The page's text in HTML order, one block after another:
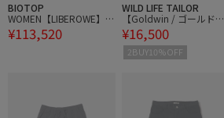
BIOTOP
WOMEN【LIBEROWE】S
KORT
¥113,520
WILD LIFE TAILOR
【Goldwin / ゴールドウ
ィン】Nylon Multi Purpo
se Shorts
¥16,500
2BUY10%OFF